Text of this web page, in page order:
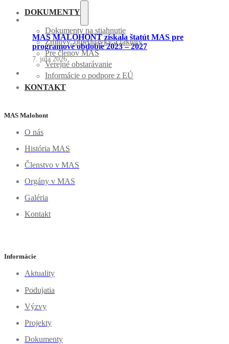
DOKUMENTY
Dokumenty na stiahnutie
Zmluvy, objednávky a faktúry
Pre členov MAS
Verejné obstarávanie
Informácie o podpore z EÚ
KONTAKT
MAS MALOHONT získala štatút MAS pre
programové obdobie 2023 – 2027
7. júla 2026
MAS Malohont
O nás
História MAS
Členstvo v MAS
Orgány v MAS
Galéria
Kontakt
Informácie
Aktuality
Podujatia
Výzvy
Projekty
Dokumenty